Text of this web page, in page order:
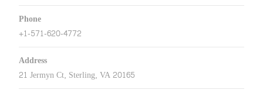
Phone
+1-571-620-4772
Address
21 Jermyn Ct, Sterling, VA 20165